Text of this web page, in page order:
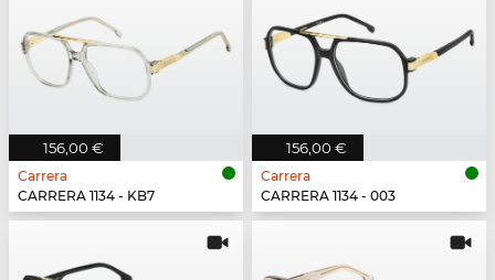
156,00 €
Carrera
CARRERA 1134 - KB7
156,00 €
Carrera
CARRERA 1134 - 003